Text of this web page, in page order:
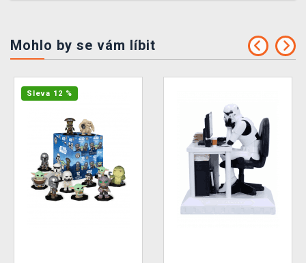
Mohlo by se vám líbit
Sleva 12 %